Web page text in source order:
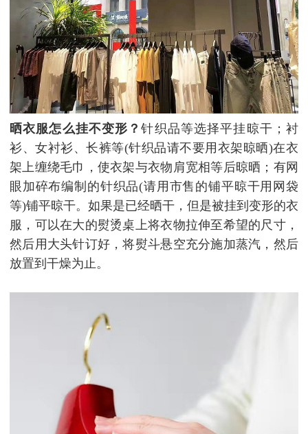
晒衣服怎么挂不变形？针织品等选择平挂晾干；衬
衫、女衬衫、长裤等(针织品请不要用衣架晾晒)在衣
架上缠绕毛巾，使衣架与衣物肩宽相等后晾晒；有网
眼加碎布编制的针织品(请用市售的铺平晾干用网袋
等)铺平晾干。如果是已经晒干，但是被挂到变形的衣
服，可以在大的熨烫桌上将衣物拉伸至希望的尺寸，
然后用大头针订好，将熨斗悬空充分施加蒸汽，然后
放置到干燥为止。